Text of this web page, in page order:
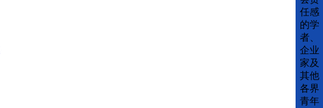
任感
的学
者、
企业
家及
其他
各界
青年